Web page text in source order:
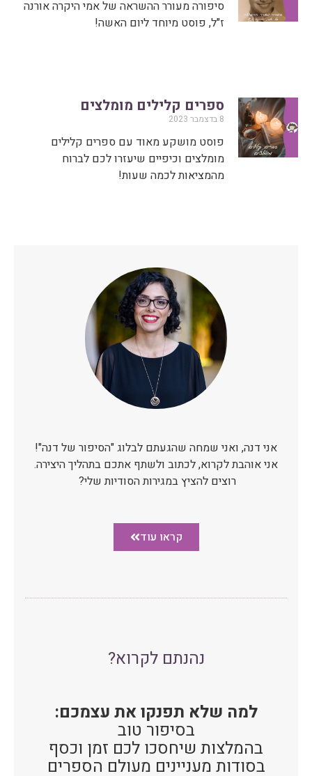
אני דנה, ואני שמחה שהגעתם לבלוג "הסיפור של דנה"!
אני אוהבת לקרוא, לכתוב ולשתף אתכם בתהליך היצירה.
רוצים להציץ במגירות הסודיות שלי?
קראו עוד
נהנתם לקרוא?
למה שלא תפנקו את עצמכם:
בסיפור טוב
בהמלצות שיחסכו לכם זמן וכסף
בסודות מעניינים מעולם הספרים
סיפורה מעורר ההשראה של אמי היקרה אורנה
ז"ל, פוסט מיוחד ליום האשה!
ספרים קלילים מומלצים
8 בדצמבר 2023
פוסט מושקע מאוד עם ספרים קלילים
מומלצים וכיפיים שיעזרו לכם לברוח
מהמציאות לכמה שעות!